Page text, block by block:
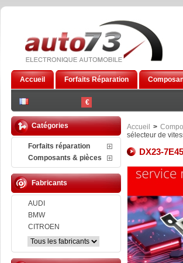
€
Accueil Forfaits Réparation
Catégories
Forfaits réparation
Composants & pièces
Fabricants
AUDI
BMW
CITROEN
Accueil >
sélecteur de
DX23-